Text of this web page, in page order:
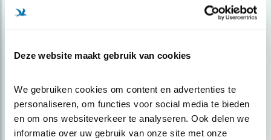
Deze website maakt gebruik van cookies
We gebruiken cookies om content en advertenties te
personaliseren, om functies voor social media te bieden
en om ons websiteverkeer te analyseren. Ook delen we
informatie over uw gebruik van onze site met onze
Meld je aan en ontvang nieuws, inspiratie, acties en tips
over vogels en activiteiten van Vogelbescherming.